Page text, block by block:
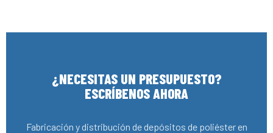
¿NECESITAS UN PRESUPUESTO?
ESCRÍBENOS AHORA
Fabricación y distribución de depósitos de poliéster en